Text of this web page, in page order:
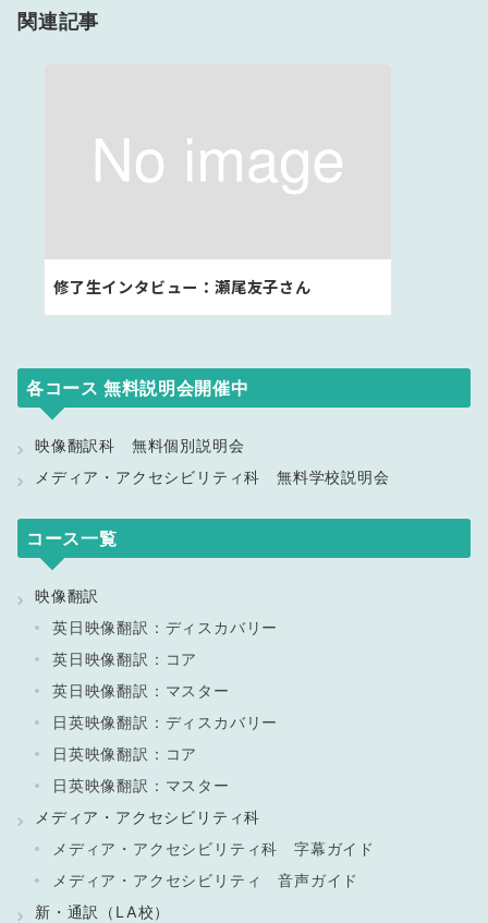
ゲ
関連記事
修了生インタビュー：瀬尾友子さん
各コース 無料説明会開催中
映像翻訳科 無料個別説明会
メディア・アクセシビリティ科 無料学校説明会
コース一覧
映像翻訳
英日映像翻訳：ディスカバリー
英日映像翻訳：コア
英日映像翻訳：マスター
日英映像翻訳：ディスカバリー
日英映像翻訳：コア
日英映像翻訳：マスター
メディア・アクセシビリティ科
メディア・アクセシビリティ科 字幕ガイド
メディア・アクセシビリティ 音声ガイド
新・通訳（LA校）